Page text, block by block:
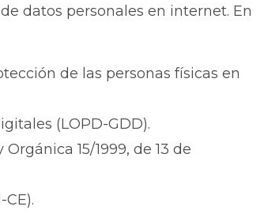
datos personales en internet. En
de las personas físicas en
(LOPD-GDD).
15/1999, de 13 de